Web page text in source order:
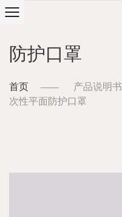
防护口罩
首页 产品说明书
次性平面防护口罩